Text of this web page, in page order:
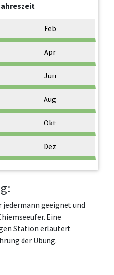
Feb
Apr
Jun
Aug
Okt
Dez
geeignet und
Eine
Station erläutert
der Übung.